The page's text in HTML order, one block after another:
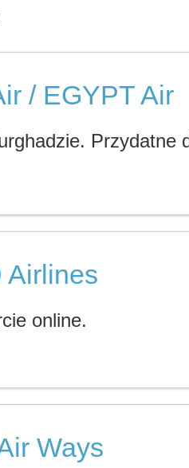
/ EGYPT Air
Przydatne
Airlines
online.
Ways